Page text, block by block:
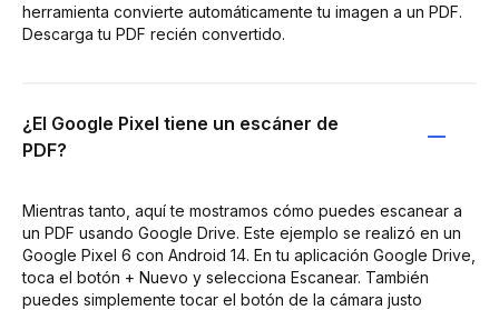
herramienta convierte automáticamente tu imagen a un PDF.
Descarga tu PDF recién convertido.
¿El Google Pixel tiene un escáner de
PDF?
Mientras tanto, aquí te mostramos cómo puedes escanear a
un PDF usando Google Drive. Este ejemplo se realizó en un
Google Pixel 6 con Android 14. En tu aplicación Google Drive,
toca el botón + Nuevo y selecciona Escanear. También
puedes simplemente tocar el botón de la cámara justo